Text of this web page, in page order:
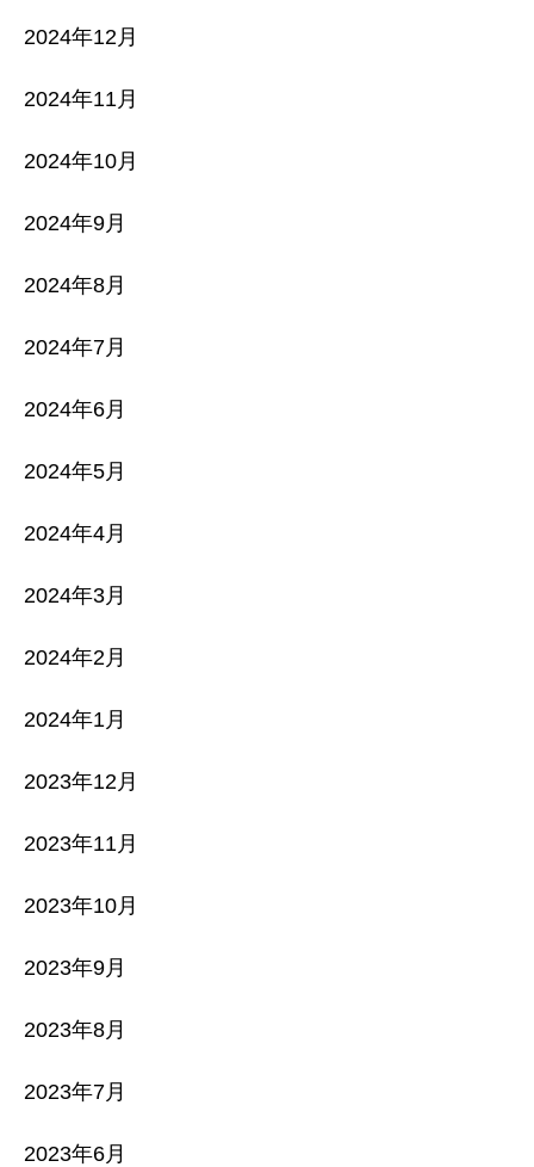
2024年12月
2024年11月
2024年10月
2024年9月
2024年8月
2024年7月
2024年6月
2024年5月
2024年4月
2024年3月
2024年2月
2024年1月
2023年12月
2023年11月
2023年10月
2023年9月
2023年8月
2023年7月
2023年6月